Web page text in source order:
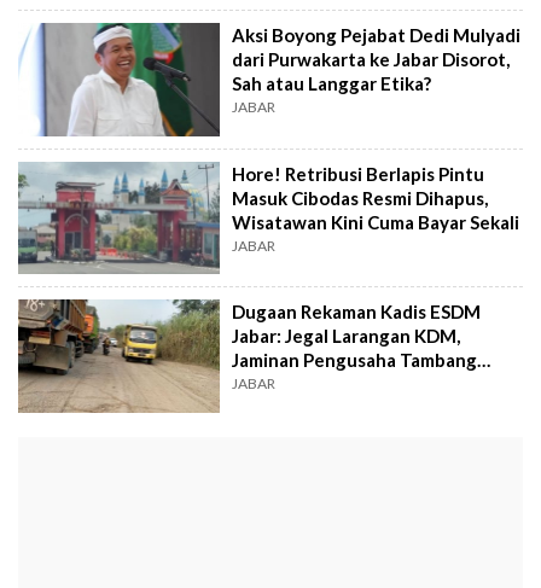
Aksi Boyong Pejabat Dedi Mulyadi
dari Purwakarta ke Jabar Disorot,
Sah atau Langgar Etika?
JABAR
Hore! Retribusi Berlapis Pintu
Masuk Cibodas Resmi Dihapus,
Wisatawan Kini Cuma Bayar Sekali
JABAR
Dugaan Rekaman Kadis ESDM
Jabar: Jegal Larangan KDM,
Jaminan Pengusaha Tambang
Bebas dalam Seminggu?
JABAR